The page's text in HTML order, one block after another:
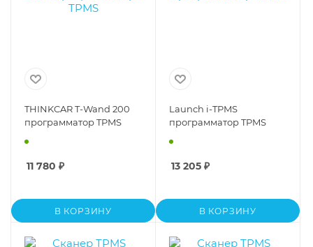
THINKCAR T-Wand 200
программатор TPMS
11 780 ₽
В КОРЗИНУ
Launch i-TPMS
программатор TPMS
13 205 ₽
В КОРЗИНУ